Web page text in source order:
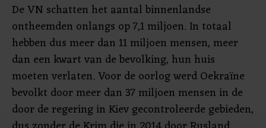
De VN schatten het aantal binnenlandse
ontheemden onlangs op 7,1 miljoen. In totaal
hebben dus meer dan 11 miljoen mensen, meer
dan een kwart van de bevolking, hun huis
moeten verlaten. Voor de oorlog werd Oekraïne
bevolkt door meer dan 37 miljoen mensen in de
door de regering in Kiev gecontroleerde gebieden,